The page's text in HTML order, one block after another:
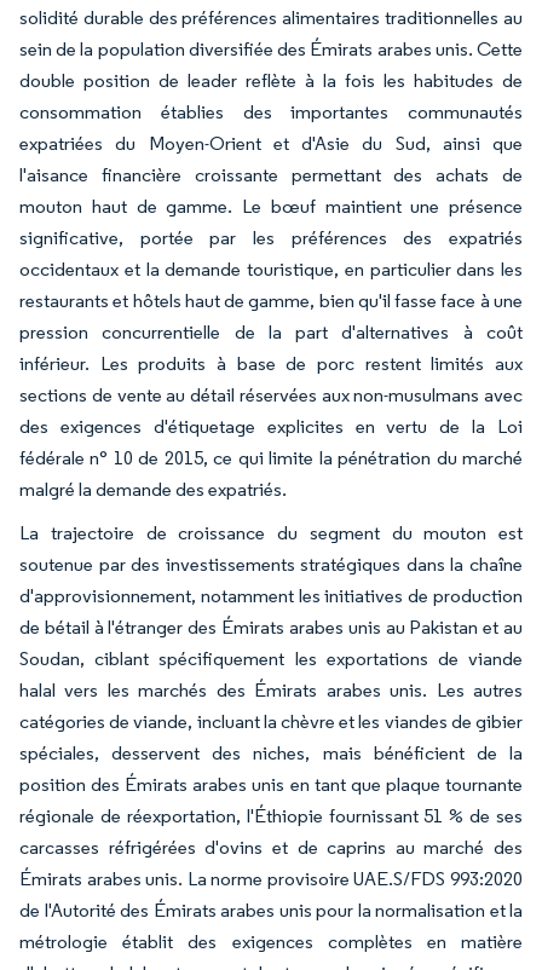
solidité durable des préférences alimentaires traditionnelles au
sein de la population diversifiée des Émirats arabes unis. Cette
double position de leader reflète à la fois les habitudes de
consommation établies des importantes communautés
expatriées du Moyen-Orient et d'Asie du Sud, ainsi que
l'aisance financière croissante permettant des achats de
mouton haut de gamme. Le bœuf maintient une présence
significative, portée par les préférences des expatriés
occidentaux et la demande touristique, en particulier dans les
restaurants et hôtels haut de gamme, bien qu'il fasse face à une
pression concurrentielle de la part d'alternatives à coût
inférieur. Les produits à base de porc restent limités aux
sections de vente au détail réservées aux non-musulmans avec
des exigences d'étiquetage explicites en vertu de la Loi
fédérale n° 10 de 2015, ce qui limite la pénétration du marché
malgré la demande des expatriés.
La trajectoire de croissance du segment du mouton est
soutenue par des investissements stratégiques dans la chaîne
d'approvisionnement, notamment les initiatives de production
de bétail à l'étranger des Émirats arabes unis au Pakistan et au
Soudan, ciblant spécifiquement les exportations de viande
halal vers les marchés des Émirats arabes unis. Les autres
catégories de viande, incluant la chèvre et les viandes de gibier
spéciales, desservent des niches, mais bénéficient de la
position des Émirats arabes unis en tant que plaque tournante
régionale de réexportation, l'Éthiopie fournissant 51 % de ses
carcasses réfrigérées d'ovins et de caprins au marché des
Émirats arabes unis. La norme provisoire UAE.S/FDS 993:2020
de l'Autorité des Émirats arabes unis pour la normalisation et la
métrologie établit des exigences complètes en matière